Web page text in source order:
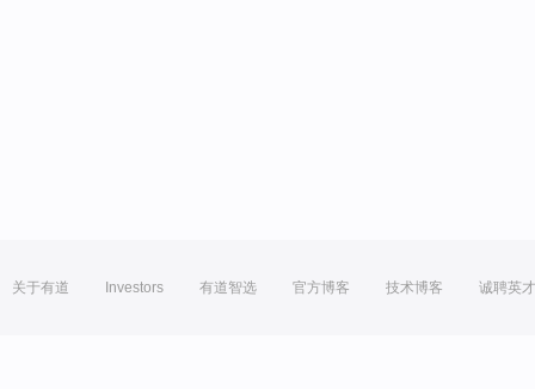
关于有道 Investors 有道智选 官方博客 技术博客 诚聘英才